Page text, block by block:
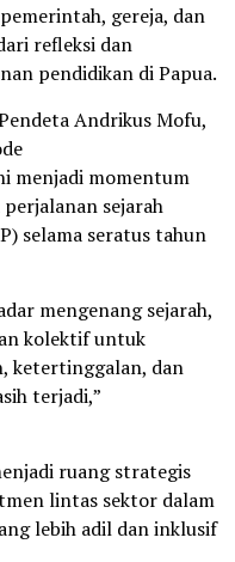
gereja, dan
refleksi dan
pendidikan di Papua.
Andrikus Mofu,
menjadi momentum
sejarah
selama seratus tahun
mengenang sejarah,
kolektif untuk
ketertinggalan, dan
terjadi,”
ruang strategis
lintas sektor dalam
lebih adil dan inklusif